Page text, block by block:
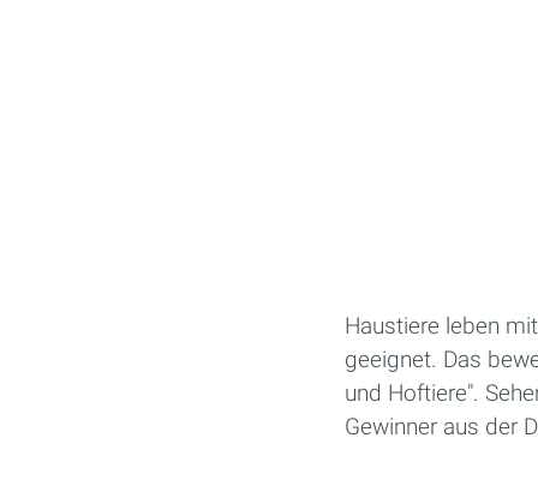
Haustiere leben
geeignet. Das
und Hoftiere".
Gewinner aus der